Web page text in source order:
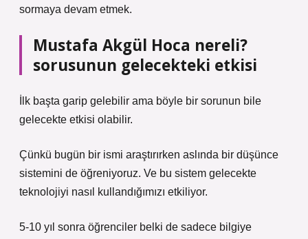
sormaya devam etmek.
Mustafa Akgül Hoca nereli?
sorusunun gelecekteki etkisi
İlk başta garip gelebilir ama böyle bir sorunun bile
gelecekte etkisi olabilir.
Çünkü bugün bir ismi araştırırken aslında bir düşünce
sistemini de öğreniyoruz. Ve bu sistem gelecekte
teknolojiyi nasıl kullandığımızı etkiliyor.
5-10 yıl sonra öğrenciler belki de sadece bilgiye